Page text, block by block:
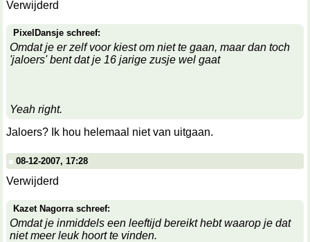
Verwijderd
PixelDansje schreef:
Omdat je er zelf voor kiest om niet te gaan, maar dan toch
'jaloers' bent dat je 16 jarige zusje wel gaat
Yeah right.
Jaloers? Ik hou helemaal niet van uitgaan.
08-12-2007, 17:28
Verwijderd
Kazet Nagorra schreef:
Omdat je inmiddels een leeftijd bereikt hebt waarop je dat
niet meer leuk hoort te vinden.